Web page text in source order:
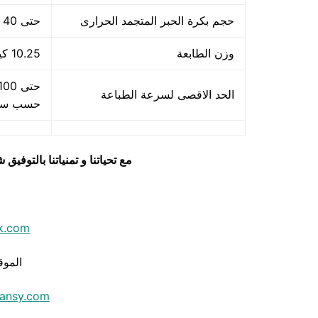
حجم بكرة الحبر المتجمد الحرارى حتى 40 مم
وزن الطابعة 10.25 كيلو جرام
الحد الاقصى لسرعة الطباعة
حسب
مع تحياتنا و تمنياتنا